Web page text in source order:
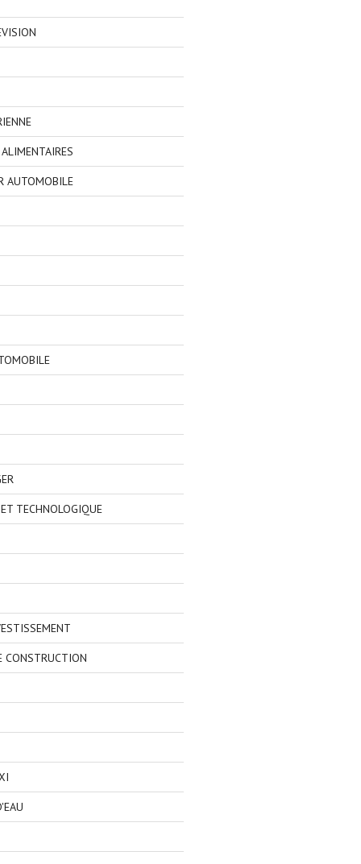
AUTOMOBILE
TECHNOLOGIQUE
CONSTRUCTION